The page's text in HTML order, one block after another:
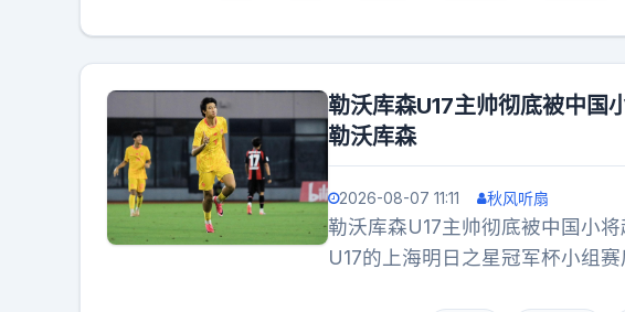
勒沃库森U17主帅彻底被中国
勒沃库森
2026-08-07 11:11 秋风听扇
勒沃库森U17主帅彻底被中国小
U17的上海明日之星冠军杯小组